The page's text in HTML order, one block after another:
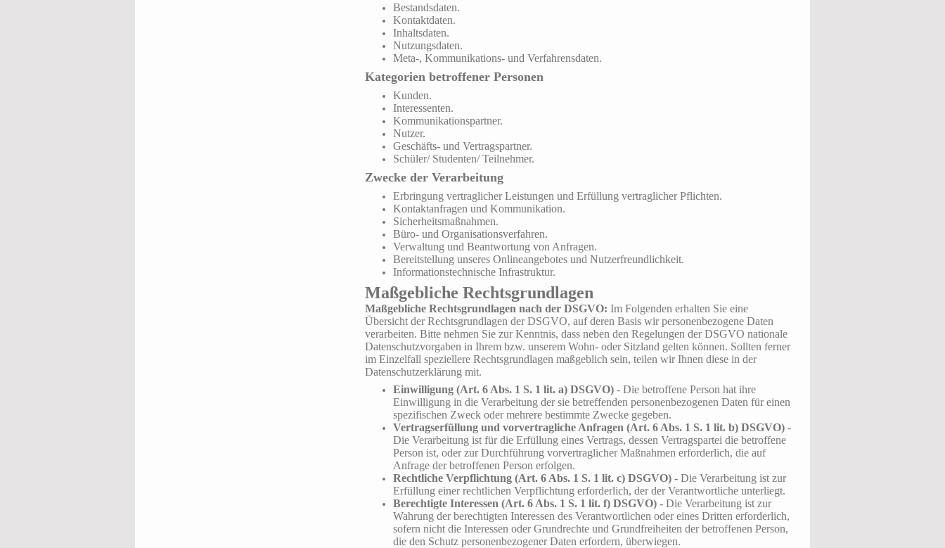
Bestandsdaten.
Kontaktdaten.
Inhaltsdaten.
Nutzungsdaten.
Meta-, Kommunikations- und Verfahrensdaten.
Kategorien betroffener Personen
Kunden.
Interessenten.
Kommunikationspartner.
Nutzer.
Geschäfts- und Vertragspartner.
Schüler/ Studenten/ Teilnehmer.
Zwecke der Verarbeitung
Erbringung vertraglicher Leistungen und Erfüllung vertraglicher Pflichten.
Kontaktanfragen und Kommunikation.
Sicherheitsmaßnahmen.
Büro- und Organisationsverfahren.
Verwaltung und Beantwortung von Anfragen.
Bereitstellung unseres Onlineangebotes und Nutzerfreundlichkeit.
Informationstechnische Infrastruktur.
Maßgebliche Rechtsgrundlagen
Maßgebliche Rechtsgrundlagen nach der DSGVO: Im Folgenden erhalten Sie eine
Übersicht der Rechtsgrundlagen der DSGVO, auf deren Basis wir personenbezogene Daten
verarbeiten. Bitte nehmen Sie zur Kenntnis, dass neben den Regelungen der DSGVO nationale
Datenschutzvorgaben in Ihrem bzw. unserem Wohn- oder Sitzland gelten können. Sollten ferner
im Einzelfall speziellere Rechtsgrundlagen maßgeblich sein, teilen wir Ihnen diese in der
Datenschutzerklärung mit.
Einwilligung (Art. 6 Abs. 1 S. 1 lit. a) DSGVO) - Die betroffene Person hat ihre
Einwilligung in die Verarbeitung der sie betreffenden personenbezogenen Daten für einen
spezifischen Zweck oder mehrere bestimmte Zwecke gegeben.
Vertragserfüllung und vorvertragliche Anfragen (Art. 6 Abs. 1 S. 1 lit. b) DSGVO) -
Die Verarbeitung ist für die Erfüllung eines Vertrags, dessen Vertragspartei die betroffene
Person ist, oder zur Durchführung vorvertraglicher Maßnahmen erforderlich, die auf
Anfrage der betroffenen Person erfolgen.
Rechtliche Verpflichtung (Art. 6 Abs. 1 S. 1 lit. c) DSGVO) - Die Verarbeitung ist zur
Erfüllung einer rechtlichen Verpflichtung erforderlich, der der Verantwortliche unterliegt.
Berechtigte Interessen (Art. 6 Abs. 1 S. 1 lit. f) DSGVO) - Die Verarbeitung ist zur
Wahrung der berechtigten Interessen des Verantwortlichen oder eines Dritten erforderlich,
sofern nicht die Interessen oder Grundrechte und Grundfreiheiten der betroffenen Person,
die den Schutz personenbezogener Daten erfordern, überwiegen.